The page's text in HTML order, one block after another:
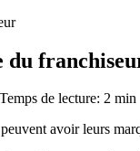
du
de lecture: 2 min
avoir leurs